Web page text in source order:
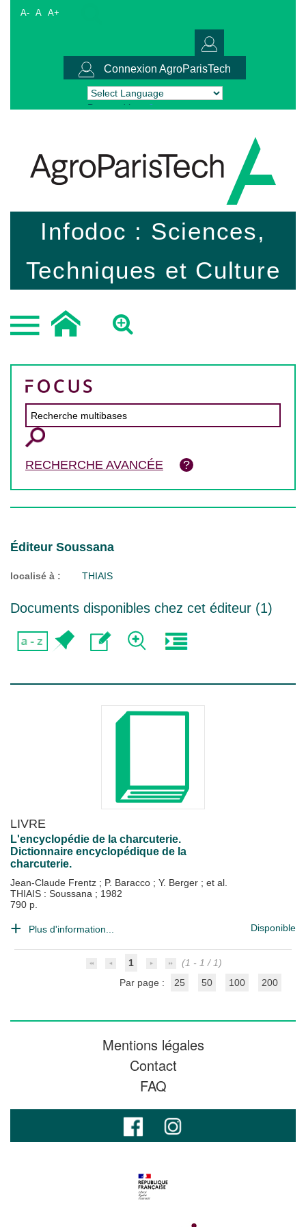
A- A A+
Connexion AgroParisTech
Powered by Translate
Infodoc : Sciences,
Techniques et Culture
RECHERCHE AVANCÉE
Éditeur Soussana
localisé à : THIAIS
Documents disponibles chez cet éditeur (1)
LIVRE
L'encyclopédie de la charcuterie.
Dictionnaire encyclopédique de la
charcuterie.
Jean-Claude Frentz ; P. Baracco ; Y. Berger ; et al.
THIAIS : Soussana ; 1982
790 p.
Plus d'information... Disponible
1
(1 - 1 / 1)
Par page :
25 50 100 200
Mentions légales
Contact
FAQ